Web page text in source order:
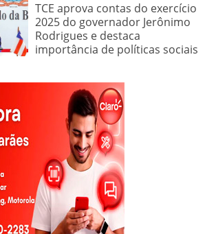
TCE aprova contas do exercício
2025 do governador Jerônimo
Rodrigues e destaca
importância de políticas sociais